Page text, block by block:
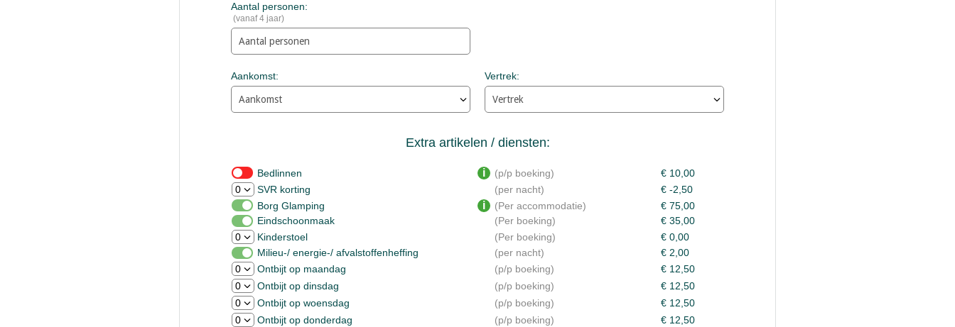
Aantal personen:
(vanaf 4 jaar)
Aankomst: Vertrek:
Extra artikelen / diensten:
Bedlinnen p/p boeking
€ 10,00
SVR korting
per nacht
€ -2,50
Borg Glamping
Per accommodatie
€ 75,00
Eindschoonmaak
Per boeking
€ 35,00
Kinderstoel
Per boeking
€ 0,00
Milieu-/ energie-/ afvalstoffenheffing
per nacht
€ 2,00
Ontbijt op maandag
p/p boeking
€ 12,50
Ontbijt op dinsdag
p/p boeking
€ 12,50
Ontbijt op woensdag
p/p boeking
€ 12,50
Ontbijt op donderdag
p/p boeking
€ 12,50